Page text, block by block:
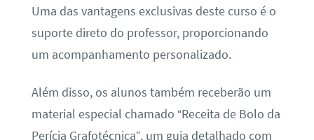
Uma das vantagens exclusivas deste curso é o
suporte direto do professor, proporcionando
um acompanhamento personalizado.
Além disso, os alunos também receberão um
material especial chamado “Receita de Bolo da
Perícia Grafotécnica”, um guia detalhado com